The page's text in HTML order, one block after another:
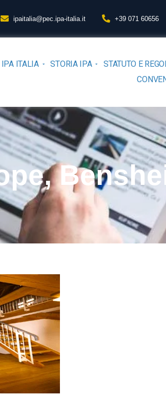
ipaitalia@pec.ipa-italia.it +39 071 60656
IPA ITALIA STORIA IPA STATUTO E